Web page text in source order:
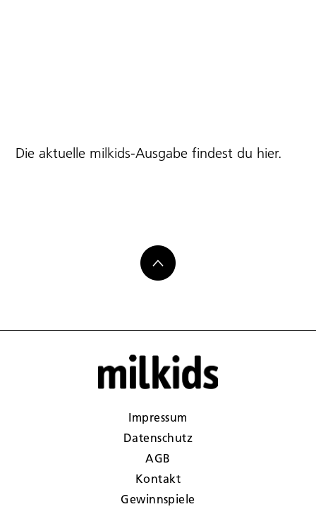
Die aktuelle milkids-Ausgabe findest du hier.
Impressum
Datenschutz
AGB
Kontakt
Gewinnspiele